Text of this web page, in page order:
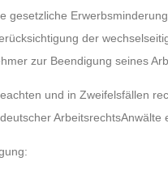
gesetzliche
der
zur Beendigung seines
und in Zweifelsfällen
ArbeitsrechtsAnwälte